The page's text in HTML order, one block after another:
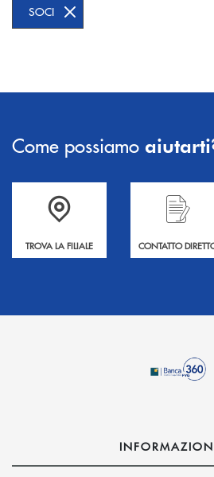
SOCI
Come possiamo aiutarti
Accedi all' elenco completo delle filiali .
TROVA LA FILIALE
Hai bisogno di
CONTATTO